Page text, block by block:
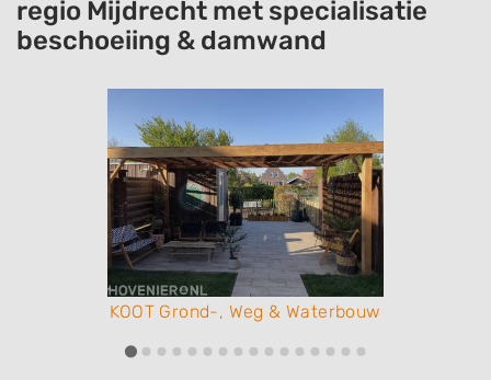
regio Mijdrecht met specialisatie
beschoeiing & damwand
KOOT Grond-, Weg & Waterbouw